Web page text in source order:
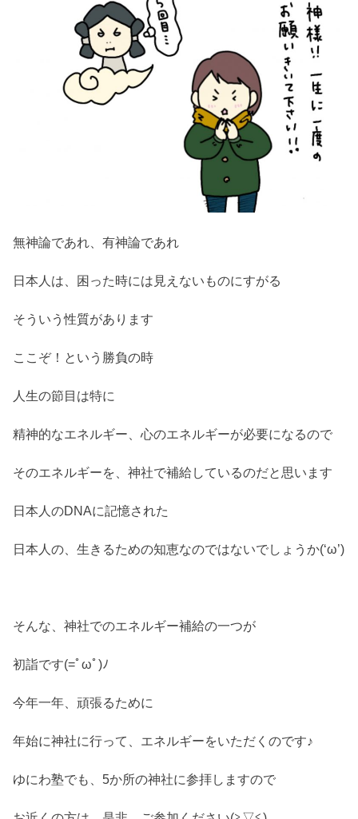
無神論であれ、有神論であれ
日本人は、困った時には見えないものにすがる
そういう性質があります
ここぞ！という勝負の時
人生の節目は特に
精神的なエネルギー、心のエネルギーが必要になるので
そのエネルギーを、神社で補給しているのだと思います
日本人のDNAに記憶された
日本人の、生きるための知恵なのではないでしょうか(‘ω’)
そんな、神社でのエネルギー補給の一つが
初詣です(=ﾟωﾟ)ﾉ
今年一年、頑張るために
年始に神社に行って、エネルギーをいただくのです♪
ゆにわ塾でも、5か所の神社に参拝しますので